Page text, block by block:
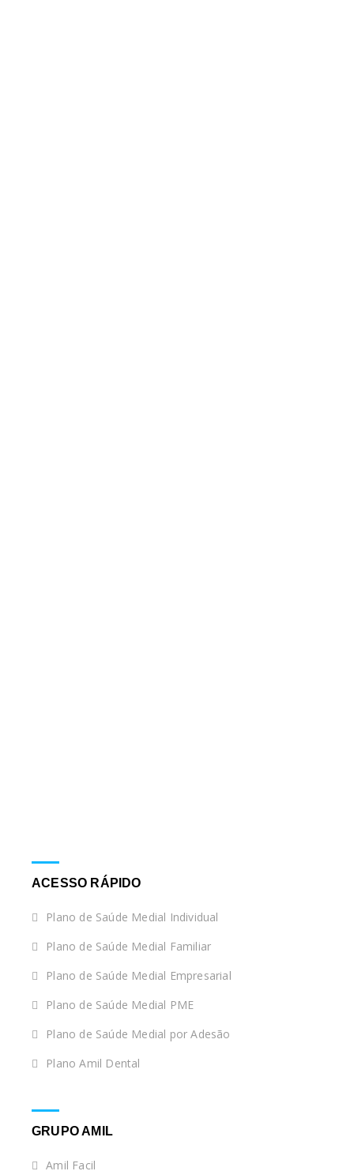
ACESSO RÁPIDO
Plano de Saúde Medial Individual
Plano de Saúde Medial Familiar
Plano de Saúde Medial Empresarial
Plano de Saúde Medial PME
Plano de Saúde Medial por Adesão
Plano Amil Dental
GRUPO AMIL
Amil Facil